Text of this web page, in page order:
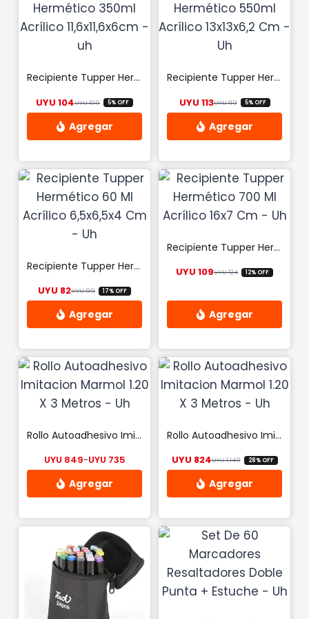
Recipiente Tupper Hermético 350ml Acrílico 11,6×11,6x6cm -uh
UYU109El precio original era: UYU 109.
UYU 104 El precio actual es: UYU 104.
5% OFF
Recipiente Tupper Hermético 550ml Acrílico 13x13x6,2 Cm – Uh
UYU119El precio original
UYU 113 El precio actual
5% OFF
Recipiente Tupper Hermético 60 Ml Acrílico 6,5×6,5×4 Cm – Uh
UYU99El precio original era: UYU 99.
UYU 82 El precio actual es: UYU 82.
17% OFF
Recipiente Tupper Hermético 700 Ml Acrílico 16×7 Cm – Uh
UYU124El precio
UYU 109 El precio actual
12% OFF
Rollo Autoadhesivo Imitacion Marmol 1.20 X 3 Metros – Uh
UYU 735
-
UYU 849 Rango de precios: desde UYU 735 hasta
producto
tiene
múltiples
variantes.
Rollo Autoadhesivo Imitacion Marmol 1.20 X 3 Metros – Uh
UYU1,149El precio
UYU 824 El precio actual
28% OFF